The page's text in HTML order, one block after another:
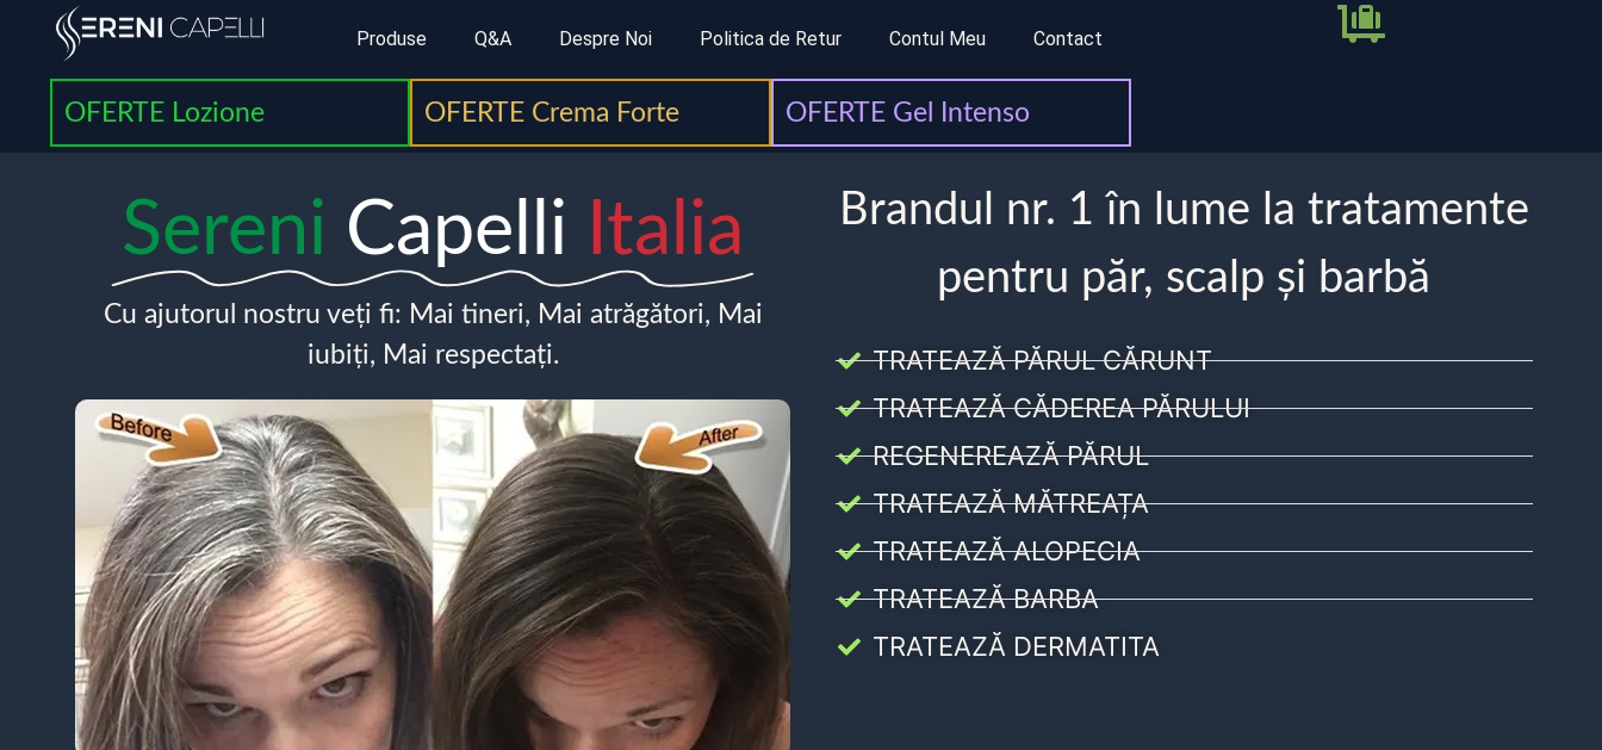
Produse Q&A Despre Noi Politica de Retur Contul Meu Contact
OFERTE Lozione OFERTE Crema Forte OFERTE Gel Intenso
Sereni Capelli Italia
Cu ajutorul nostru veți fi: Mai tineri, Mai atrăgători, Mai
iubiți, Mai respectați.
Brandul nr. 1 în lume la tratamente
pentru păr, scalp și barbă
TRATEAZĂ PĂRUL CĂRUNT
TRATEAZĂ CĂDEREA PĂRULUI
REGENEREAZĂ PĂRUL
TRATEAZĂ MĂTREAȚA
TRATEAZĂ ALOPECIA
TRATEAZĂ BARBA
TRATEAZĂ DERMATITA